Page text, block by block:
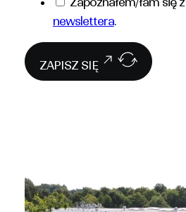
newslettera.
ZAPISZ SIĘ